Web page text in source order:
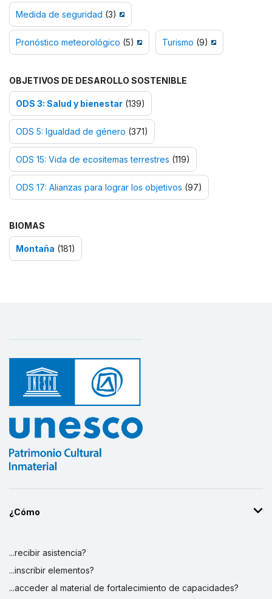
Medida de seguridad (3)
Pronóstico meteorológico (5) Turismo (9)
OBJETIVOS DE DESAROLLO SOSTENIBLE
ODS 3: Salud y bienestar (139)
ODS 5: Igualdad de género (371)
ODS 15: Vida de ecositemas terrestres (119)
ODS 17: Alianzas para lograr los objetivos (97)
BIOMAS
Montaña (181)
¿Cómo
...recibir asistencia?
...inscribir elementos?
...acceder al material de fortalecimiento de capacidades?